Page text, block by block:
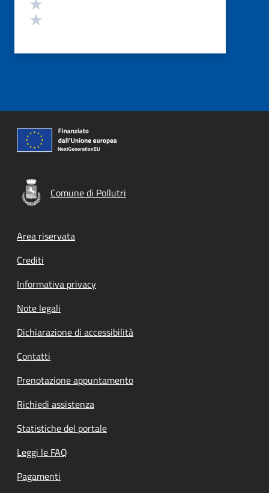
Comune di Pollutri
Footer menu
Area riservata
Crediti
Informativa privacy
Note legali
Dichiarazione di accessibilità
Contatti
Prenotazione appuntamento
Richiedi assistenza
Statistiche del portale
Leggi le FAQ
Pagamenti